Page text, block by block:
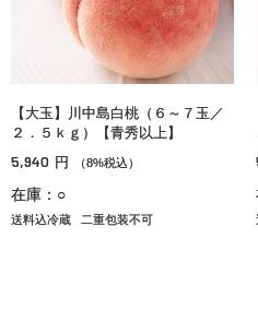
【大玉】川中島白桃（６～７玉／
２．５ｋｇ）【青秀以上】
5,940 円 （8%税込）
在庫：○
送料込冷蔵 二重包装不可